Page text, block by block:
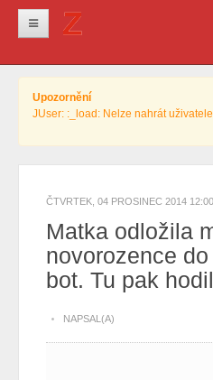
Krimi
Info z města
Pro ženy
Ostatní
Upozornění
JUser: :_load: Nelze nahrát
ČTVRTEK, 04 PROSINEC 2014 12:00
Matka odložila
novorozence
bot. Tu pak
NAPSAL(A)